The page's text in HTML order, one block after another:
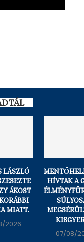
LÁSZLÓ
ÁKOST
MIATT.
2026
HÍVTAK A
07/08/